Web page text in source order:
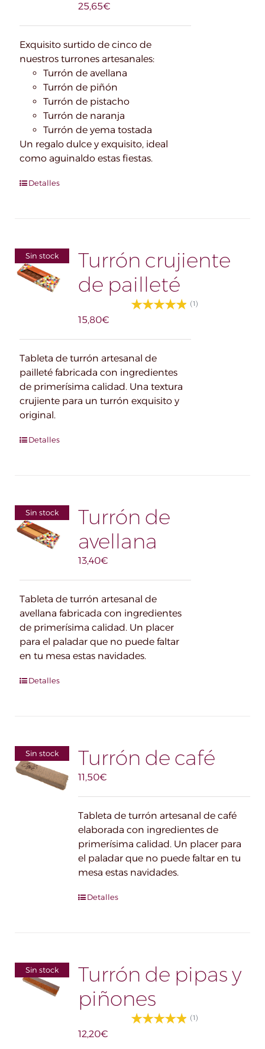
25,65€
Exquisito surtido de cinco de
nuestros turrones artesanales:
Turrón de avellana
Turrón de piñón
Turrón de pistacho
Turrón de naranja
Turrón de yema tostada
Un regalo dulce y exquisito, ideal
como aguinaldo estas fiestas.
Detalles
Sin stock
Turrón crujiente
de pailleté
(1)
15,80€
Tableta de turrón artesanal de
pailleté fabricada con ingredientes
de primerísima calidad. Una textura
crujiente para un turrón exquisito y
original.
Detalles
Sin stock
Turrón de
avellana
13,40€
Tableta de turrón artesanal de
avellana fabricada con ingredientes
de primerísima calidad. Un placer
para el paladar que no puede faltar
en tu mesa estas navidades.
Detalles
Sin stock Turrón de café
11,50€
Tableta de turrón artesanal de café
elaborada con ingredientes de
primerísima calidad. Un placer para
el paladar que no puede faltar en tu
mesa estas navidades.
Detalles
Sin stock
Turrón de pipas y
piñones
(1)
12,20€